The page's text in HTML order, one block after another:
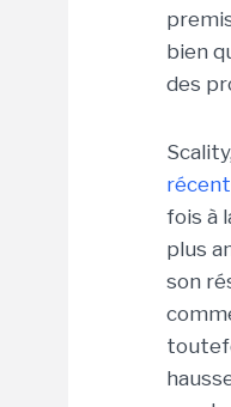
bien
des
fois à
plus
son